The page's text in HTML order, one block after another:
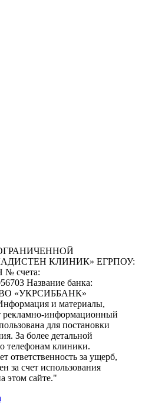
КЛИНИК» ЕГРПОУ:
№ счета:
Название банка:
«УКРСИББАНК»
и материалы,
рекламно-информационный
для постановки
За более детальной
телефонам клиники.
ответственность за ущерб,
за счет использования
этом сайте."